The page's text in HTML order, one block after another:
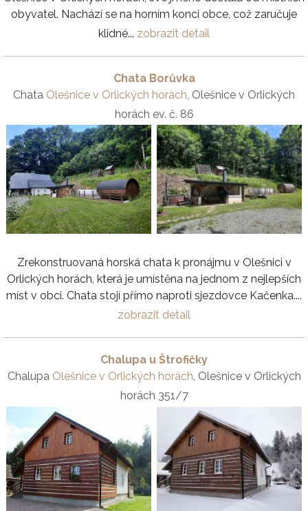
obyvatel. Nachází se na horním konci obce, což zaručuje
klidné... zobrazit detail
Chata Borůvka
Chata Olešnice v Orlických horách, Olešnice v Orlických
horách ev. č. 86
Zrekonstruovaná horská chata k pronájmu v Olešnici v
Orlických horách, která je umístěna na jednom z nejlepších
míst v obci. Chata stojí přímo naproti sjezdovce Kačenka....
zobrazit detail
Chalupa u Štrofičky
Chalupa Olešnice v Orlických horách, Olešnice v Orlických
horách 351/7